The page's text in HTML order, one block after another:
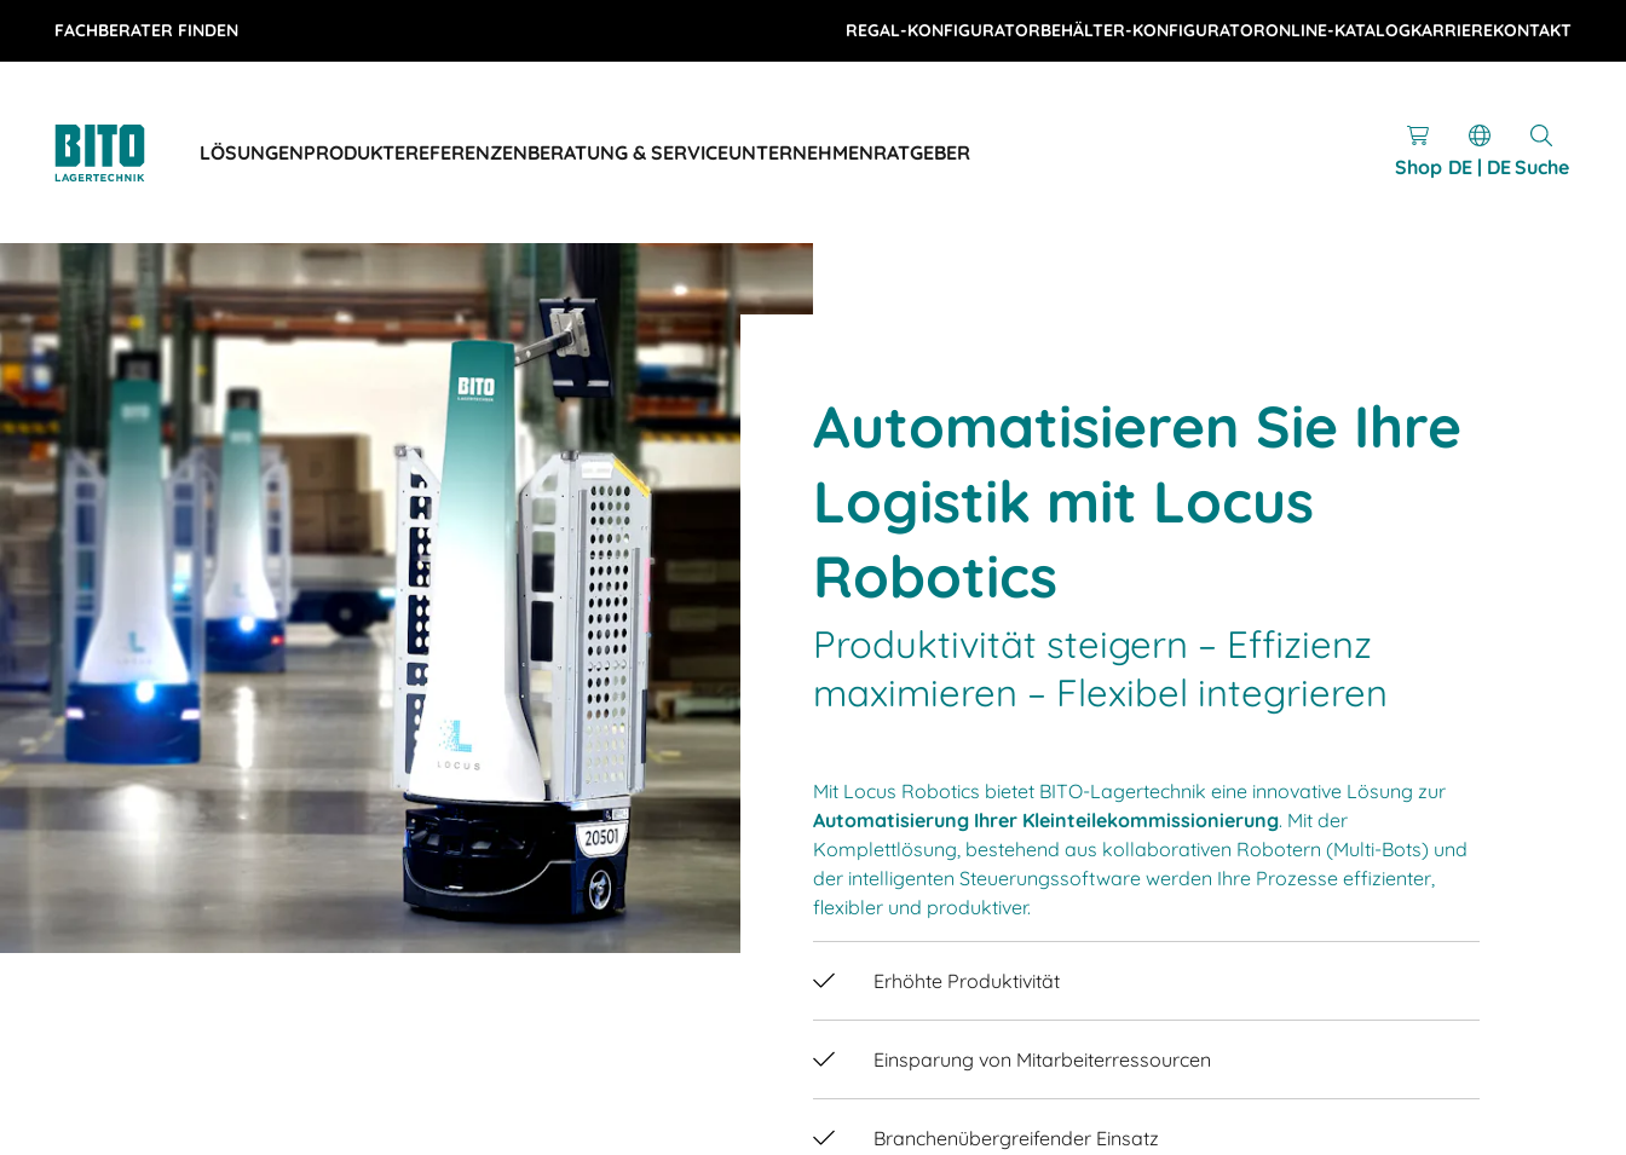
FACHBERATER FINDEN REGAL-KONFIGURATORBEHÄLTER-KONFIGURATORONLINE-KATALOGKARRIEREKONTAKT
LÖSUNGENPRODUKTEREFERENZENBERATUNG & SERVICEUNTERNEHMENRATGEBER
Shop DE | DESuche
BIT O
Automatisieren Sie Ihre
Logistik mit Locus
Robotics
Produktivität steigern – Effizienz
maximieren – Flexibel integrieren
Mit Locus Robotics bietet BITO-Lagertechnik eine innovative Lösung zur
Automatisierung Ihrer Kleinteilekommissionierung. Mit der
Komplettlösung, bestehend aus kollaborativen Robotern (Multi-Bots) und
der intelligenten Steuerungssoftware werden Ihre Prozesse effizienter,
flexibler und produktiver.
Erhöhte Produktivität
Einsparung von Mitarbeiterressourcen
Branchenübergreifender Einsatz